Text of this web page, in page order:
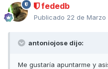
fededb
Publicado 22 de Marzo
antoniojose dijo:
Me gustaría apuntarme y